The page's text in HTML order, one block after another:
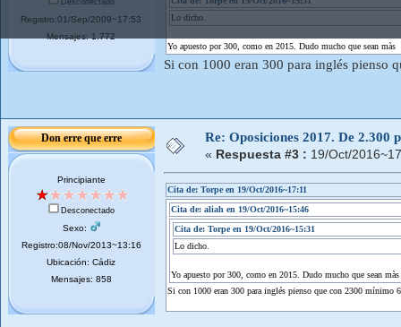
Registro:01/Sep/2009~17:53
Mensajes: 1.772
Lo dicho.
Yo apuesto por 300, como en 2015. Dudo mucho que sean màs
Si con 1000 eran 300 para inglés pienso
Don erre que erre
Principiante
Desconectado
Sexo:
Registro:08/Nov/2013~13:16
Ubicación: Cádiz
Mensajes: 858
Re: Oposiciones 2017. De 2.300
« Respuesta #3 : 19/Oct/
Cita de: Torpe en 19/Oct/2016~17:11
Cita de: aliah en 19/Oct/2016~15:46
Cita de: Torpe en 19/Oct/2016~15:31
Lo dicho.
Yo apuesto por 300, como en 2015. Dudo mucho que sean màs
Si con 1000 eran 300 para inglés pienso que con 2300 mínimo